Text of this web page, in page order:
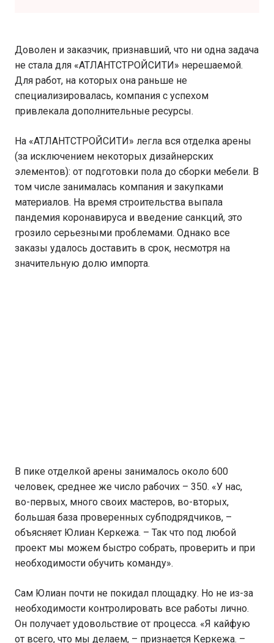
Доволен и заказчик, признавший, что ни одна задача
не стала для «АТЛАНТСТРОЙСИТИ» нерешаемой.
Для работ, на которых она раньше не
специализировалась, компания с успехом
привлекала дополнительные ресурсы.
На «АТЛАНТСТРОЙСИТИ» легла вся отделка арены
(за исключением некоторых дизайнерских
элементов): от подготовки пола до сборки мебели. В
том числе занималась компания и закупками
материалов. На время строительства выпала
пандемия коронавируса и введение санкций, это
грозило серьезными проблемами. Однако все
заказы удалось доставить в срок, несмотря на
значительную долю импорта.
В пике отделкой арены занималось около 600
человек, среднее же число рабочих – 350. «У нас,
во-первых, много своих мастеров, во-вторых,
большая база проверенных субподрядчиков, –
объясняет Юлиан Керкежа. – Так что под любой
проект мы можем быстро собрать, проверить и при
необходимости обучить команду».
Сам Юлиан почти не покидал площадку. Но не из-за
необходимости контролировать все работы лично.
Он получает удовольствие от процесса. «Я кайфую
от всего, что мы делаем, – признается Керкежа. –